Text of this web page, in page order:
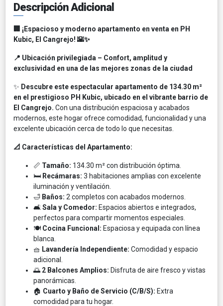
Descripción Adicional
🏢 ¡Espacioso y moderno apartamento en venta en PH
Kubic, El Cangrejo! 🌇✨
📍 Ubicación privilegiada – Confort, amplitud y
exclusividad en una de las mejores zonas de la ciudad
✨ Descubre este espectacular apartamento de 134.30 m²
en el prestigioso PH Kubic, ubicado en el vibrante barrio de
El Cangrejo. Con una distribución espaciosa y acabados
modernos, este hogar ofrece comodidad, funcionalidad y una
excelente ubicación cerca de todo lo que necesitas.
📐 Características del Apartamento:
📏 Tamaño: 134.30 m² con distribución óptima.
🛏️ Recámaras: 3 habitaciones amplias con excelente
iluminación y ventilación.
🛁 Baños: 2 completos con acabados modernos.
🛋️ Sala y Comedor: Espacios abiertos e integrados,
perfectos para compartir momentos especiales.
🍽️ Cocina Funcional: Espaciosa y equipada con línea
blanca.
🧺 Lavandería Independiente: Comodidad y espacio
adicional.
🌅 2 Balcones Amplios: Disfruta de aire fresco y vistas
panorámicas.
🏠 Cuarto y Baño de Servicio (C/B/S): Extra
comodidad para tu hogar.